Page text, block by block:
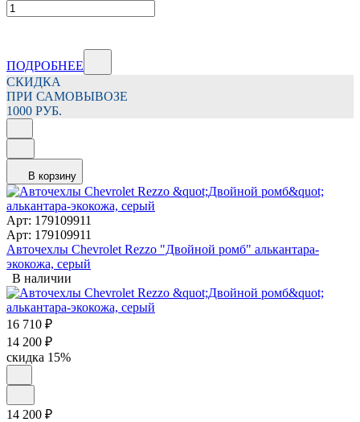
ПОДРОБНЕЕ
СКИДКА
ПРИ САМОВЫВОЗЕ
1000 РУБ.
В корзину
Арт: 179109911
Арт: 179109911
Авточехлы Chevrolet Rezzo "Двойной ромб" алькантара-
экокожа, серый
В наличии
16 710 ₽
14 200 ₽
скидка 15%
14 200 ₽